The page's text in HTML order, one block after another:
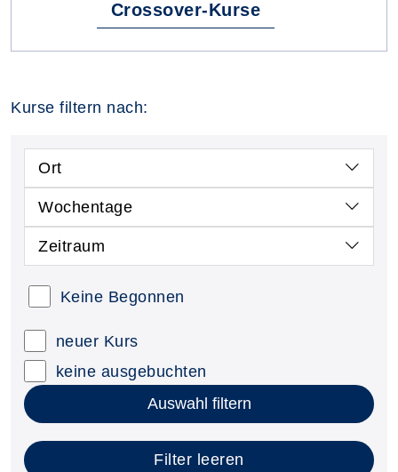
Crossover-Kurse
Kurse filtern nach:
Ort
Wochentage
Zeitraum
Keine Begonnen
neuer Kurs
keine ausgebuchten
Auswahl filtern
Filter leeren